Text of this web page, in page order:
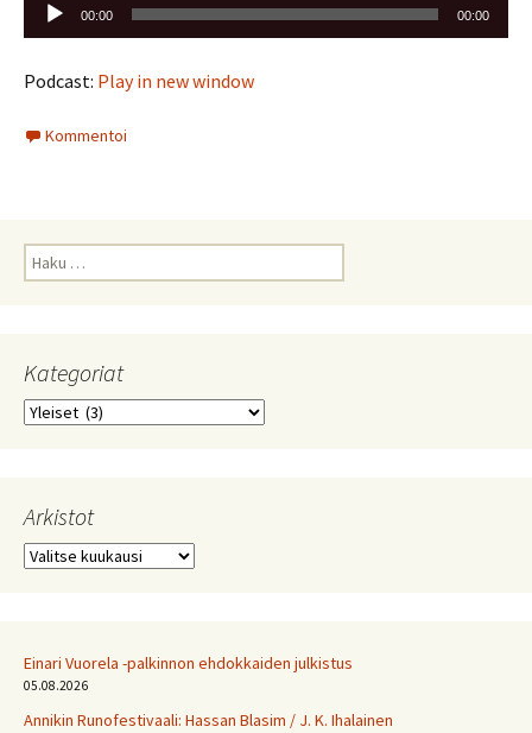
00:00 00:00
Podcast: Play in new window
Kommentoi
Haku:
Kategoriat
Kategoriat
Arkistot
Arkistot
Einari Vuorela -palkinnon ehdokkaiden julkistus
05.08.2026
Annikin Runofestivaali: Has­san Bla­sim / J. K. Ihalainen